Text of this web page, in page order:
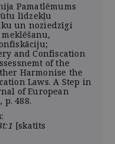
Pamatlēmums
līdzekļu
un noziedzīgi
and Confiscation
of the
Harmonise the
Laws. A Step in
of European
p. 488.
[skatīts